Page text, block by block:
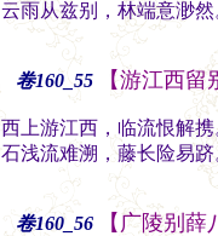
云雨从兹别，林端意渺
卷160_55 【游江西
西上游江西，临流恨解
石浅流难溯，藤长险易
卷160_56 【广陵别